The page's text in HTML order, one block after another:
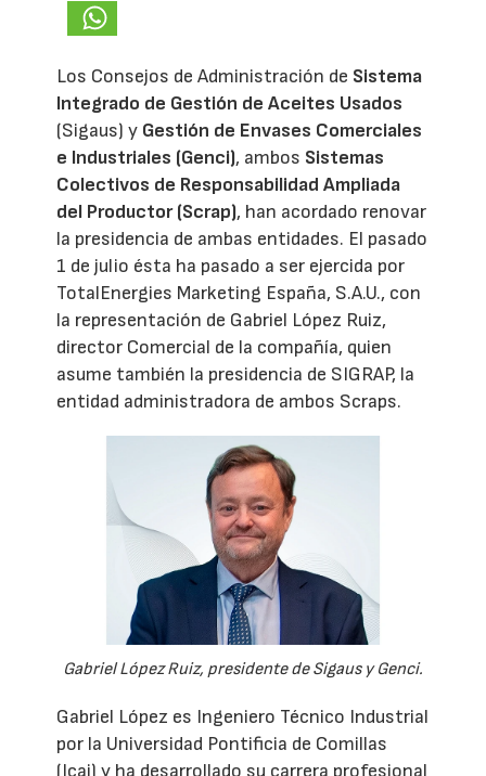
Los Consejos de Administración de Sistema
Integrado de Gestión de Aceites Usados
(Sigaus) y Gestión de Envases Comerciales
e Industriales (Genci), ambos Sistemas
Colectivos de Responsabilidad Ampliada
del Productor (Scrap), han acordado renovar
la presidencia de ambas entidades. El pasado
1 de julio ésta ha pasado a ser ejercida por
TotalEnergies Marketing España, S.A.U., con
la representación de Gabriel López Ruiz,
director Comercial de la compañía, quien
asume también la presidencia de SIGRAP, la
entidad administradora de ambos Scraps.
Gabriel López Ruiz, presidente de Sigaus y Genci.
Gabriel López es Ingeniero Técnico Industrial
por la Universidad Pontificia de Comillas
(Icai) y ha desarrollado su carrera profesional